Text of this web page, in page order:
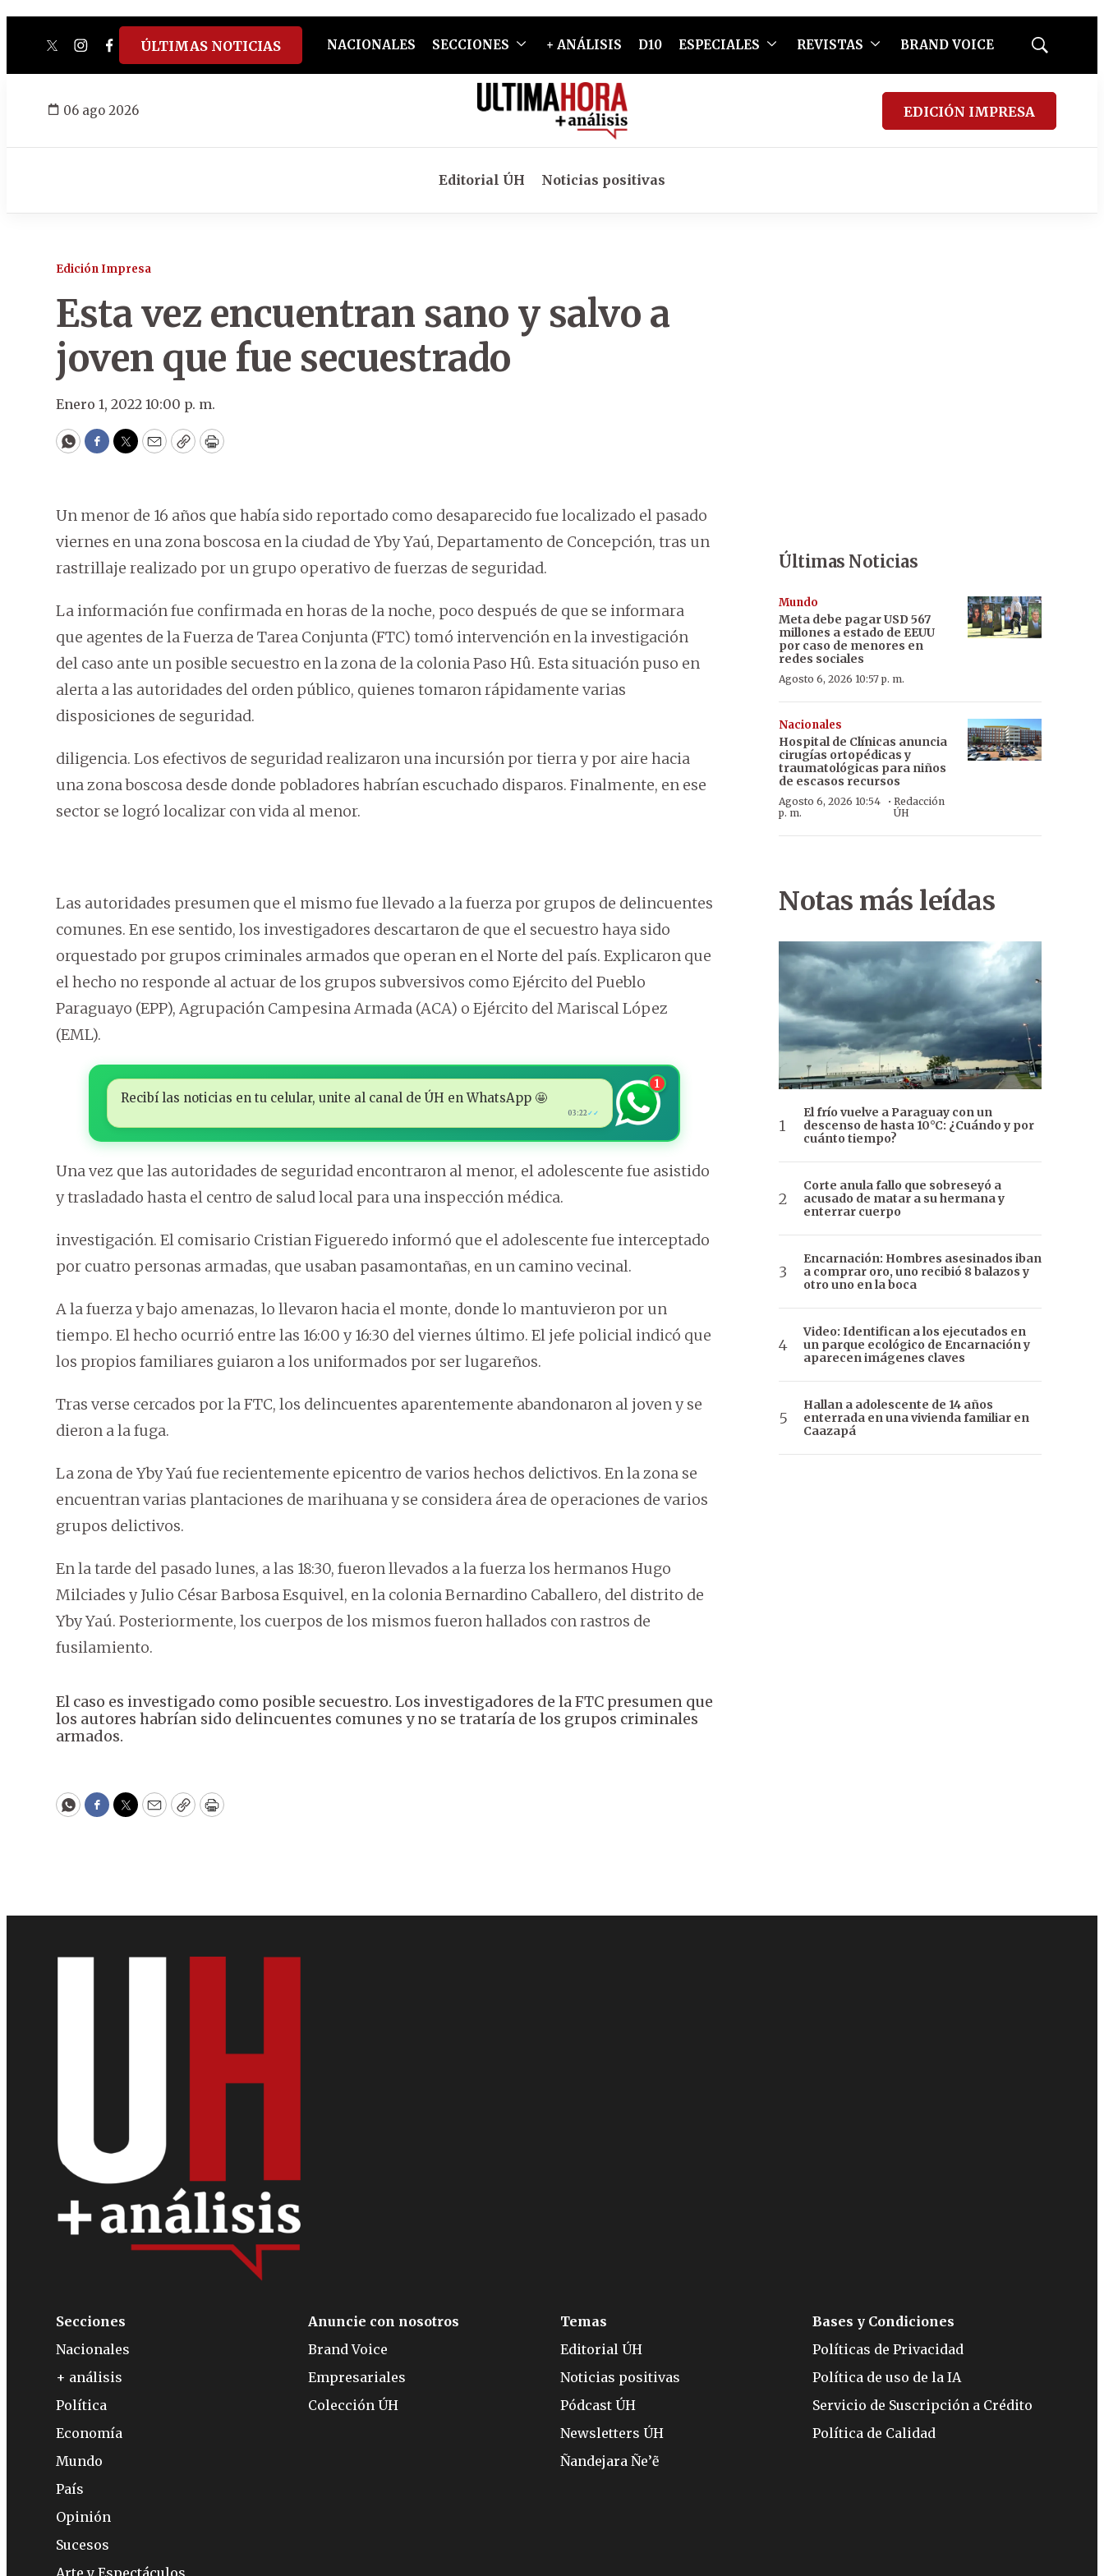
twitterinstagram
facebook
tiktokyoutube
spotify
ÚLTIMAS NOTICIAS NACIONALES SECCIONES + ANÁLISIS D10 ESPECIALES REVISTAS BRAND VOICE
Mostrar
06 ago 2026 EDICIÓN IMPRESA
Editorial ÚH Noticias positivas
Edición Impresa
Esta vez encuentran sano y salvo a
joven que fue secuestrado
Enero 1, 2022 10:00 p. m.
WhatsApp
Facebook
Twitter
EmailCopyPrint
Un menor de 16 años que había sido reportado como desaparecido fue localizado el pasado
viernes en una zona boscosa en la ciudad de Yby Yaú, Departamento de Concepción, tras un
rastrillaje realizado por un grupo operativo de fuerzas de seguridad.
La información fue confirmada en horas de la noche, poco después de que se informara
que agentes de la Fuerza de Tarea Conjunta (FTC) tomó intervención en la investigación
del caso ante un posible secuestro en la zona de la colonia Paso Hû. Esta situación puso en
alerta a las autoridades del orden público, quienes tomaron rápidamente varias
disposiciones de seguridad.
diligencia. Los efectivos de seguridad realizaron una incursión por tierra y por aire hacia
una zona boscosa desde donde pobladores habrían escuchado disparos. Finalmente, en ese
sector se logró localizar con vida al menor.
Las autoridades presumen que el mismo fue llevado a la fuerza por grupos de delincuentes
comunes. En ese sentido, los investigadores descartaron de que el secuestro haya sido
orquestado por grupos criminales armados que operan en el Norte del país. Explicaron que
el hecho no responde al actuar de los grupos subversivos como Ejército del Pueblo
Paraguayo (EPP), Agrupación Campesina Armada (ACA) o Ejército del Mariscal López
(EML).
Recibí las noticias en tu celular, unite al canal de ÚH en WhatsApp 🤩
03:22✓✓
1
Una vez que las autoridades de seguridad encontraron al menor, el adolescente fue asistido
y trasladado hasta el centro de salud local para una inspección médica.
investigación. El comisario Cristian Figueredo informó que el adolescente fue interceptado
por cuatro personas armadas, que usaban pasamontañas, en un camino vecinal.
A la fuerza y bajo amenazas, lo llevaron hacia el monte, donde lo mantuvieron por un
tiempo. El hecho ocurrió entre las 16:00 y 16:30 del viernes último. El jefe policial indicó que
los propios familiares guiaron a los uniformados por ser lugareños.
Tras verse cercados por la FTC, los delincuentes aparentemente abandonaron al joven y se
dieron a la fuga.
La zona de Yby Yaú fue recientemente epicentro de varios hechos delictivos. En la zona se
encuentran varias plantaciones de marihuana y se considera área de operaciones de varios
grupos delictivos.
En la tarde del pasado lunes, a las 18:30, fueron llevados a la fuerza los hermanos Hugo
Milciades y Julio César Barbosa Esquivel, en la colonia Bernardino Caballero, del distrito de
Yby Yaú. Posteriormente, los cuerpos de los mismos fueron hallados con rastros de
fusilamiento.
El caso es investigado como posible secuestro. Los investigadores de la FTC presumen que
los autores habrían sido delincuentes comunes y no se trataría de los grupos criminales
armados.
WhatsApp
Facebook
Twitter
EmailCopyPrint
Últimas Noticias
Mundo
Meta debe pagar USD 567
millones a estado de EEUU
por caso de menores en
redes sociales
Agosto 6, 2026 10:57 p. m.
Nacionales
Hospital de Clínicas anuncia
cirugías ortopédicas y
traumatológicas para niños
de escasos recursos
Agosto 6, 2026 10:54
p. m.
· Redacción
ÚH
Notas más leídas
El frío vuelve a Paraguay con un
descenso de hasta 10°C: ¿Cuándo y por
cuánto tiempo?
Corte anula fallo que sobreseyó a
acusado de matar a su hermana y
enterrar cuerpo
Encarnación: Hombres asesinados iban
a comprar oro, uno recibió 8 balazos y
otro uno en la boca
Video: Identifican a los ejecutados en
un parque ecológico de Encarnación y
aparecen imágenes claves
Hallan a adolescente de 14 años
enterrada en una vivienda familiar en
Caazapá
Secciones
Nacionales
+ análisis
Política
Economía
Mundo
País
Opinión
Sucesos
Anuncie con nosotros
Brand Voice
Empresariales
Colección ÚH
Temas
Editorial ÚH
Noticias positivas
Pódcast ÚH
Newsletters ÚH
Ñandejara Ñe’ẽ
Bases y Condiciones
Políticas de Privacidad
Política de uso de la IA
Servicio de Suscripción a Crédito
Política de Calidad